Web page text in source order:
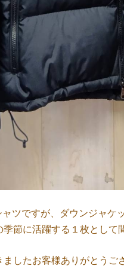
ツですが、ダウンジャケ
節に活躍する１枚として
したお客様ありがとうご